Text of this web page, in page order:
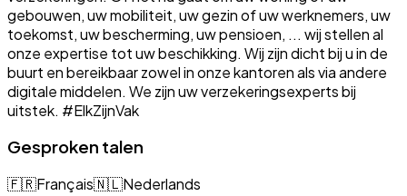
gebouwen, uw mobiliteit, uw gezin of uw werknemers, uw
toekomst, uw bescherming, uw pensioen, ... wij stellen al
onze expertise tot uw beschikking. Wij zijn dicht bij u in de
buurt en bereikbaar zowel in onze kantoren als via andere
digitale middelen. We zijn uw verzekeringsexperts bij
uitstek. #ElkZijnVak
Gesproken talen
🇫🇷Français🇳🇱Nederlands